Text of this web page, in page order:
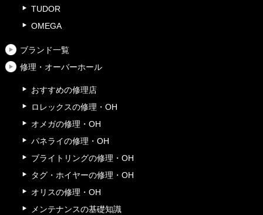
TUDOR
OMEGA
ブランド一覧
修理・オーバーホール
おすすめの修理店
ロレックスの修理・OH
オメガの修理・OH
パネライの修理・OH
ブライトリングの修理・OH
タグ・ホイヤーの修理・OH
オリスの修理・OH
メンテナンスの基礎知識